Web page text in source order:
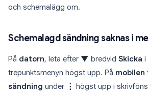
och schemalägg om.
Schemalagd sändning saknas i
På datorn, leta efter ▼ bredvid Skicka i
trepunktsmenyn högst upp. På mobilen
sändning under ⋮
högst upp i